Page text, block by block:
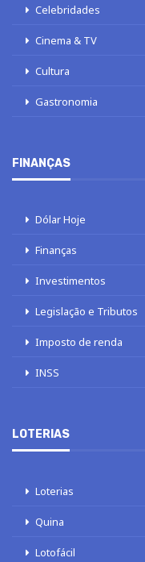
Celebridades
Cinema & TV
Cultura
Gastronomia
FINANÇAS
Dólar Hoje
Finanças
Investimentos
Legislação e Tributos
Imposto de renda
INSS
LOTERIAS
Loterias
Quina
Lotofácil